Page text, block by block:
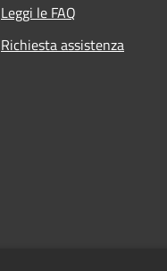
Leggi le FAQ
Richiesta assistenza